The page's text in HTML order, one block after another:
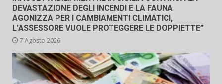
DEVASTAZIONE DEGLI INCENDI E LA FAUNA
AGONIZZA PER I CAMBIAMENTI CLIMATICI,
L’ASSESSORE VUOLE PROTEGGERE LE DOPPIETTE”
7 Agosto 2026